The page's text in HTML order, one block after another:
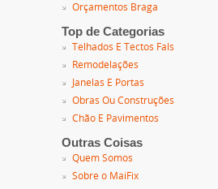
Orçamentos Braga
Top de Categorias
Telhados E Tectos Fals
Remodelações
Janelas E Portas
Obras Ou Construções
Chão E Pavimentos
Outras Coisas
Quem Somos
Sobre o MaiFix